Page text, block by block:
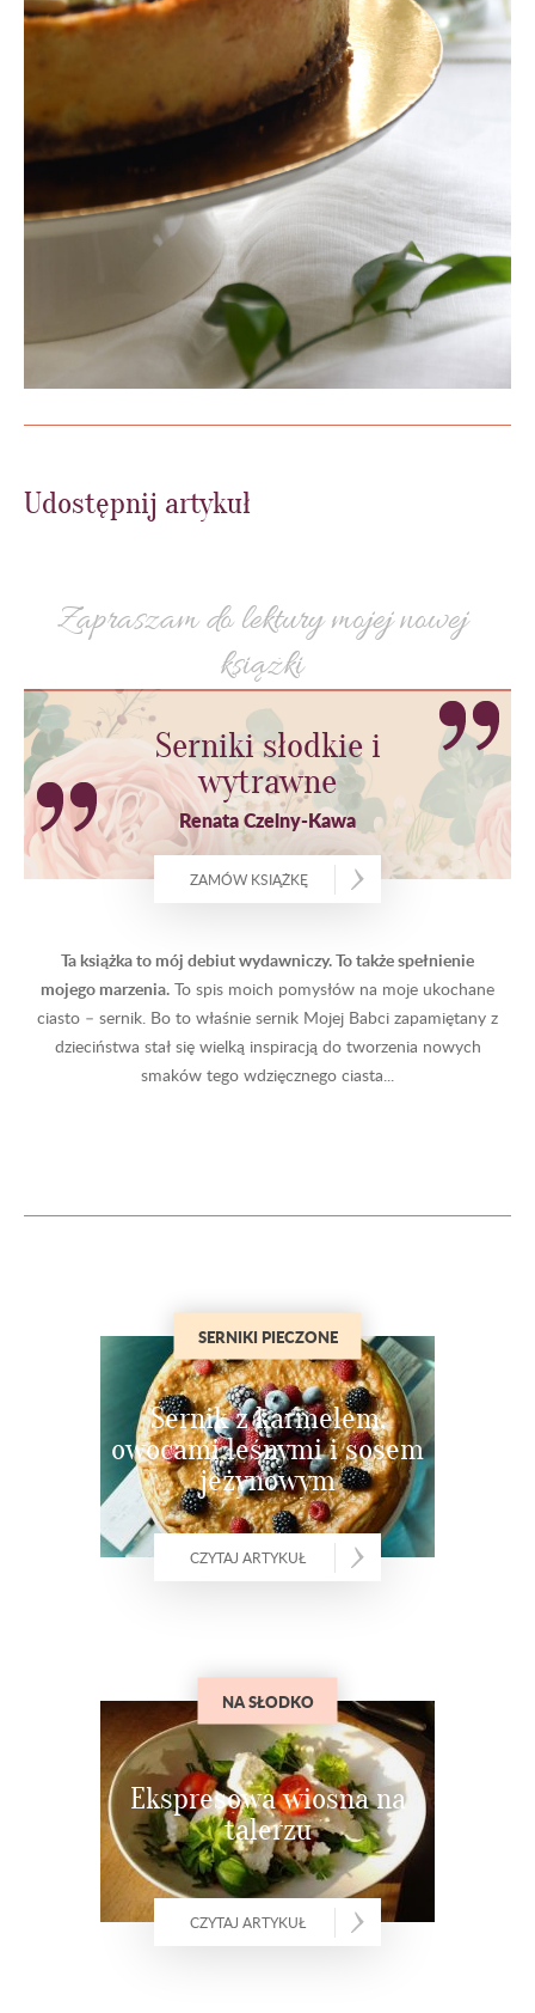
Udostępnij artykuł
Zapraszam do lektury mojej nowej
książki
Serniki słodkie i
wytrawne
Renata Czelny-Kawa
ZAMÓW KSIĄŻKĘ
Ta książka to mój debiut wydawniczy. To także spełnienie
mojego marzenia. To spis moich pomysłów na moje ukochane
ciasto – sernik. Bo to właśnie sernik Mojej Babci zapamiętany z
dzieciństwa stał się wielką inspiracją do tworzenia nowych
smaków tego wdzięcznego ciasta...
SERNIKI PIECZONE
Sernik z karmelem,
owocami leśnymi i sosem
jeżynowym
CZYTAJ ARTYKUŁ
NA SŁODKO
Ekspresowa wiosna na
talerzu
CZYTAJ ARTYKUŁ